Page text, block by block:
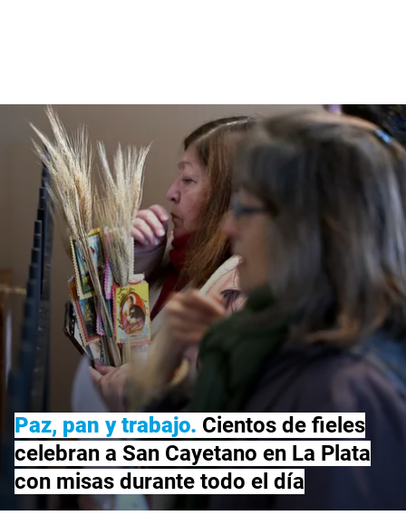
Paz, pan y trabajo Cientos de fieles
celebran a San Cayetano en La Plata
con misas durante todo el día